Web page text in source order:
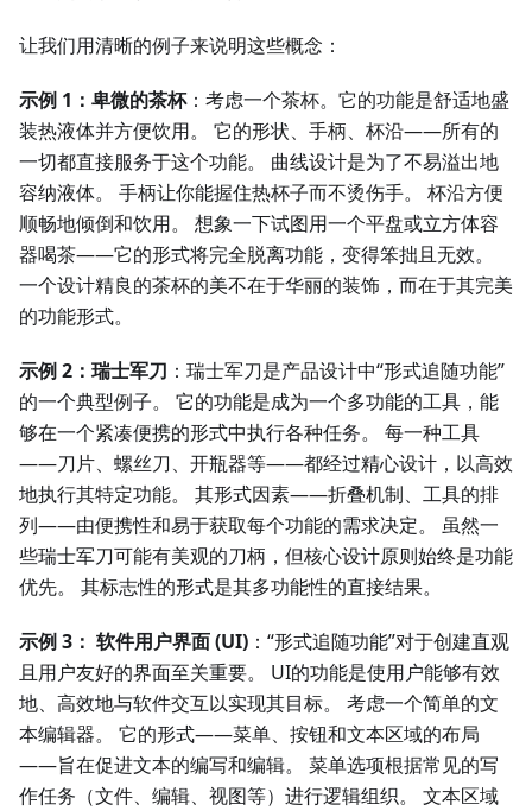
让我们用清晰的例子来说明这些概念：
示例 1：卑微的茶杯：考虑一个茶杯。它的功能是舒适地盛
装热液体并方便饮用。 它的形状、手柄、杯沿——所有的
一切都直接服务于这个功能。 曲线设计是为了不易溢出地
容纳液体。 手柄让你能握住热杯子而不烫伤手。 杯沿方便
顺畅地倾倒和饮用。 想象一下试图用一个平盘或立方体容
器喝茶——它的形式将完全脱离功能，变得笨拙且无效。
一个设计精良的茶杯的美不在于华丽的装饰，而在于其完美
的功能形式。
示例 2：瑞士军刀 ：瑞士军刀是产品设计中“形式追随功能”
的一个典型例子。 它的功能是成为一个多功能的工具，能
够在一个紧凑便携的形式中执行各种任务。 每一种工具
——刀片、螺丝刀、开瓶器等——都经过精心设计，以高效
地执行其特定功能。 其形式因素——折叠机制、工具的排
列——由便携性和易于获取每个功能的需求决定。 虽然一
些瑞士军刀可能有美观的刀柄，但核心设计原则始终是功能
优先。 其标志性的形式是其多功能性的直接结果。
示例 3： 软件用户界面 (UI) ：“形式追随功能”对于创建直观
且用户友好的界面至关重要。 UI的功能是使用户能够有效
地、高效地与软件交互以实现其目标。 考虑一个简单的文
本编辑器。 它的形式——菜单、按钮和文本区域的布局
——旨在促进文本的编写和编辑。 菜单选项根据常见的写
作任务（文件、编辑、视图等）进行逻辑组织。 文本区域